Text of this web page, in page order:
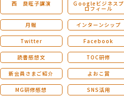
西 良旺子講演 Ｇoogleビジネスプ
ロフィール
月報 インターンシップ
Twitter Facebook
読書感想文 TOC研修
新会員さまご紹介 よおこ賞
MG研修感想 SNS活用